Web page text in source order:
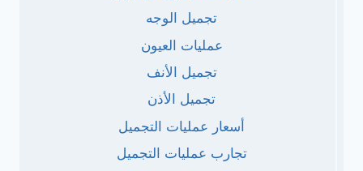
تجميل الوجه
عمليات العيون
تجميل الأنف
تجميل الأذن
أسعار عمليات التجميل
تجارب عمليات التجميل